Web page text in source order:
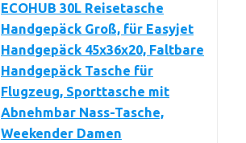
ECOHUB 30L Reisetasche
Handgepäck Groß, für Easyjet
Handgepäck 45x36x20, Faltbare
Handgepäck Tasche für
Flugzeug, Sporttasche mit
Abnehmbar Nass-Tasche,
Weekender Damen